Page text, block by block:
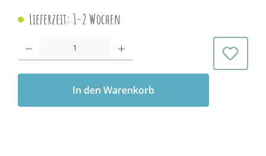
Lieferzeit: 1-2 Wochen
Produkt Anzahl: Gib den gewünschten Wert ein oder benutze die
In den Warenkorb